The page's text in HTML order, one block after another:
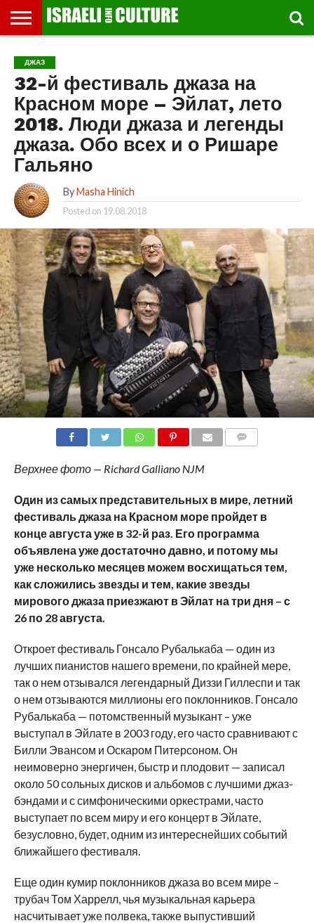
МУЗЕИ
СТРАНА
ФЕСТИВАЛЕЙ
ТЕАТР
КНИГИ.
ТЕКСТЫ
МУЗЫКА
РЕЛИГИЯ/
ИСТОРИЯ
ДВИЖЕНИЕ
ДЕТИ
ВЫХОДНОГО
ДНЯ
МАРШРУТЫ
ПРОГУЛЬЩИКА
ВИДЕО-
РЕЧИ
ВПЕЧАТЛЕНИЯ
ВСТРЕЧИ
И
ЛЕКЦИИ
ИНТЕРВЬЮ
КИНО
TEL
AVIV
GLOBAL
ДЖАЗ
32-й фестиваль джаза на
Красном море – Эйлат, лето
2018. Люди джаза и легенды
джаза. Обо всех и о Ришаре
Гальяно
By Masha Hinich
Posted on 19.08.2018
Верхнее фото — Richard Galliano NJM
Один из самых представительных в мире, летний
фестиваль джаза на Красном море пройдет в
конце августа уже в 32-й раз. Его программа
объявлена уже достаточно давно, и потому мы
уже несколько месяцев можем восхищаться тем,
как сложились звезды и тем, какие звезды
мирового джаза приезжают в Эйлат на три дня – с
26 по 28 августа.
Откроет фестиваль Гонсало Рубалькаба — один из
лучших пианистов нашего времени, по крайней мере,
так о нем отзывался легендарный Диззи Гиллеспи и так
о нем отзываются миллионы его поклонников. Гонсало
Рубалькаба — потомственный музыкант – уже
выступал в Эйлате в 2003 году, его часто сравнивают с
Билли Эвансом и Оскаром Питерсоном. Он
неимоверно энергичен, быстр и плодовит — записал
около 50 сольных дисков и альбомов с лучшими джаз-
бэндами и с симфоническими оркестрами, часто
выступает по всем миру и его концерт в Эйлате,
безусловно, будет, одним из интереснейших событий
ближайшего фестиваля.
Еще один кумир поклонников джаза во всем мире –
трубач Том Харрелл, чья музыкальная карьера
насчитывает уже полвека, также выпустивший